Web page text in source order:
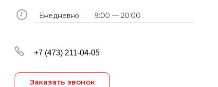
Ежедневно: 9:00 — 20:00
+7 (473) 211-04-05
Заказать звонок